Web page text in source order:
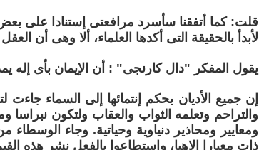
قلت: كما أتفقنا سأسرد مرافعتى إستنادا على
لأبدأ بالحقيقة التى أكدها العلماء، ألا وهى أن
يقول المفكر "دال كارنجى" : أن الإيمان بأى إله
إن جميع الأديان بحكم إنتمائها إلى السماء جاءت
والتراحم وتعلمه الثواب والعقاب ولتكون نبراسا
ومعايير ومحاذير دنياوية وحياتية. وجاء الوسطاء
ذات معيارا إلاهيا، واستطاعوا بالفعل نشر هذه